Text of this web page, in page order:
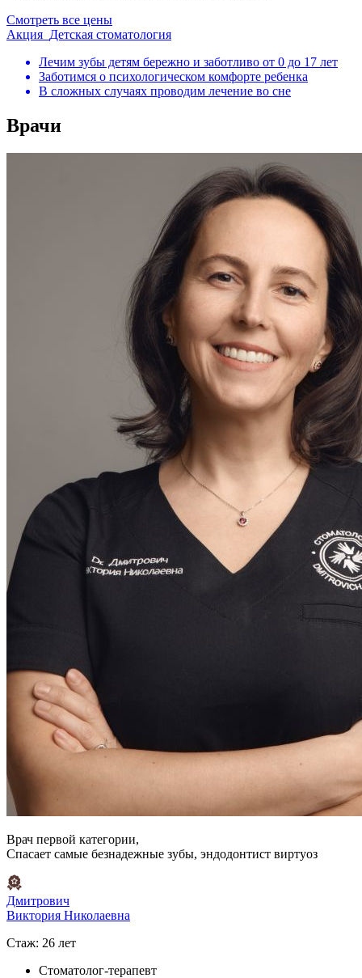
Смотреть все цены
Акция Детская стоматология
Лечим зубы детям бережно и заботливо от 0 до 17 лет
Заботимся о психологическом комфорте ребенка
В сложных случаях проводим лечение во сне
Врачи
Врач первой категории,
Спасает самые безнадежные зубы, эндодонтист виртуоз
Дмитрович
Виктория Николаевна
Стаж: 26 лет
Стоматолог-терапевт